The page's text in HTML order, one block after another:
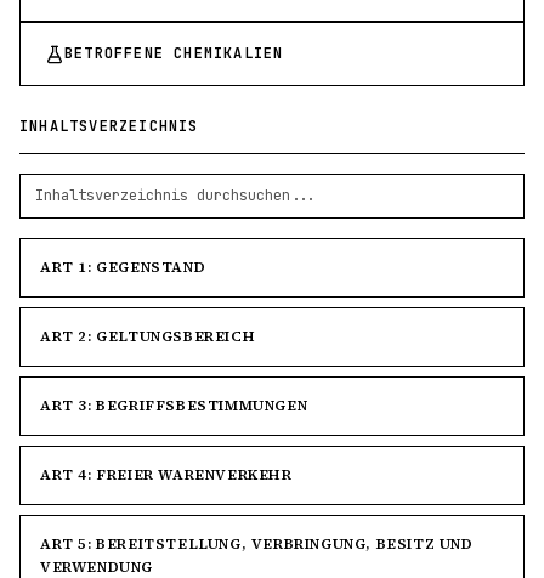
BETROFFENE CHEMIKALIEN
INHALTSVERZEICHNIS
ART 1: GEGENSTAND
ART 2: GELTUNGSBEREICH
ART 3: BEGRIFFSBESTIMMUNGEN
ART 4: FREIER WARENVERKEHR
ART 5: BEREITSTELLUNG, VERBRINGUNG, BESITZ UND
VERWENDUNG